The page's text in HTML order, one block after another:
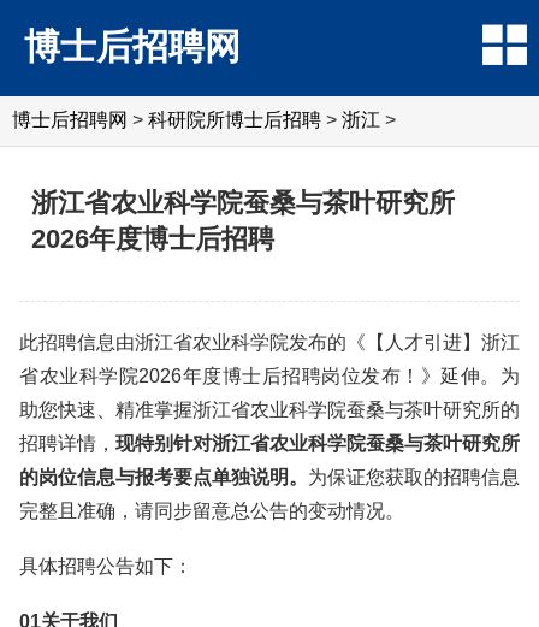
博士后招聘网
博士后招聘网 > 科研院所博士后招聘 > 浙江 >
浙江省农业科学院蚕桑与茶叶研究所
2026年度博士后招聘
此招聘信息由浙江省农业科学院发布的《【人才引进】浙江
省农业科学院2026年度博士后招聘岗位发布！》延伸。为
助您快速、精准掌握浙江省农业科学院蚕桑与茶叶研究所的
招聘详情， 现特别针对浙江省农业科学院蚕桑与茶叶研究所
的岗位信息与报考要点单独说明。 为保证您获取的招聘信息
完整且准确，请同步留意总公告的变动情况。
具体招聘公告如下：
01关于我们